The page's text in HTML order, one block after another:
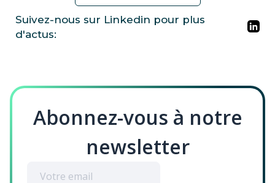
Suivez-nous sur Linkedin pour plus
d'actus:
Abonnez-vous à notre
newsletter